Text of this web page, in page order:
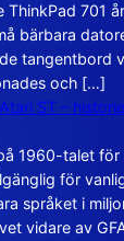
ThinkPad 701
bärbara
tangentbord
och […]
ST –
1960-talet
för
språket i
vidare av